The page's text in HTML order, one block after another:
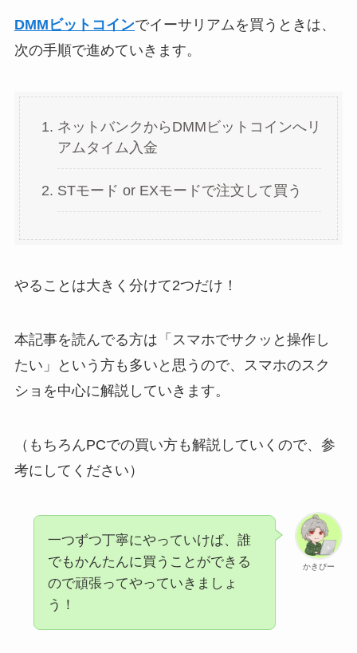
DMMビットコインでイーサリアムを買うときは、
次の手順で進めていきます。
ネットバンクからDMMビットコインへリ
アムタイム入金
STモード or EXモードで注文して買う
やることは大きく分けて2つだけ！
本記事を読んでる方は「スマホでサクッと操作し
たい」という方も多いと思うので、スマホのスク
ショを中心に解説していきます。
（もちろんPCでの買い方も解説していくので、参
考にしてください）
かきぴー
一つずつ丁寧にやっていけば、誰
でもかんたんに買うことができる
ので頑張ってやっていきましょ
う！